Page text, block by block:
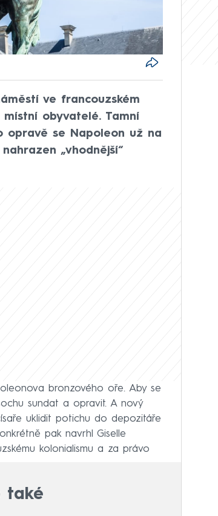
ve francouzském
obyvatelé. Tamní
se Napoleon už na
„vhodnější“
bronzového oře. Aby se
sundat a opravit. A nový
uklidit potichu do depozitáře
pak navrhl Giselle
kolonialismu a za právo
také